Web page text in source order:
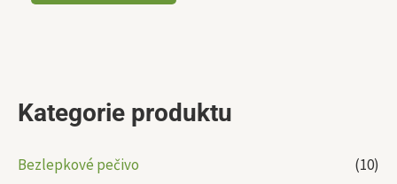
Kategorie produktu
Bezlepkové pečivo
(10)